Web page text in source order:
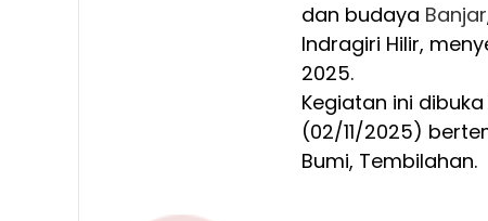
dan budaya Banjar
Indragiri Hilir,
2025.
Kegiatan ini
(02/11/2025)
Bumi, Tembilahan.